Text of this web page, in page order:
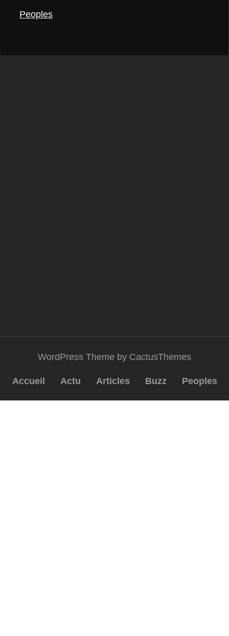
Peoples
WordPress Theme by CactusThemes
Accueil Actu Articles Buzz Peoples